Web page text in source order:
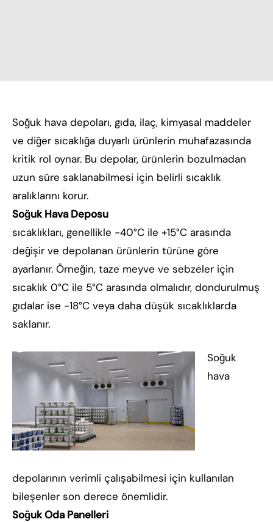
Soğuk hava depoları, gıda, ilaç, kimyasal maddeler
ve diğer sıcaklığa duyarlı ürünlerin muhafazasında
kritik rol oynar. Bu depolar, ürünlerin bozulmadan
uzun süre saklanabilmesi için belirli sıcaklık
aralıklarını korur.
Soğuk Hava Deposu
sıcaklıkları, genellikle -40°C ile +15°C arasında
değişir ve depolanan ürünlerin türüne göre
ayarlanır. Örneğin, taze meyve ve sebzeler için
sıcaklık 0°C ile 5°C arasında olmalıdır, dondurulmuş
gıdalar ise -18°C veya daha düşük sıcaklıklarda
saklanır.
Soğuk
hava
depolarının verimli çalışabilmesi için kullanılan
bileşenler son derece önemlidir.
Soğuk Oda Panelleri